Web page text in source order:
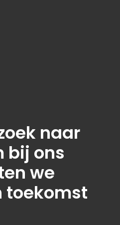
naar
bij ons
we
toekomst